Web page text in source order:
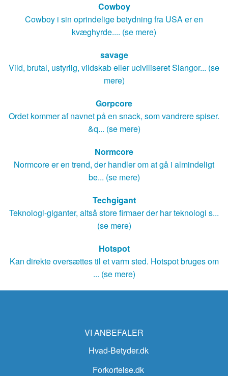
Cowboy
Cowboy i sin oprindelige betydning fra USA er en
kvæghyrde.... (se mere)
savage
Vild, brutal, ustyrlig, vildskab eller uciviliseret Slangor... (se
mere)
Gorpcore
Ordet kommer af navnet på en snack, som vandrere spiser.
&q... (se mere)
Normcore
Normcore er en trend, der handler om at gå i almindeligt
be... (se mere)
Techgigant
Teknologi-giganter, altså store firmaer der har teknologi s...
(se mere)
Hotspot
Kan direkte oversættes til et varm sted. Hotspot bruges om
... (se mere)
VI ANBEFALER
Hvad-Betyder.dk
Forkortelse.dk